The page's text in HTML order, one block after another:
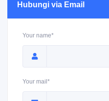
Hubungi via Email
Your name*
Your mail*